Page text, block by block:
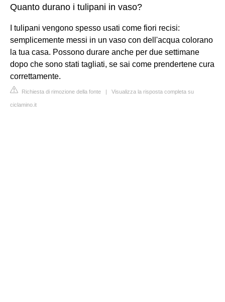
Quanto durano i tulipani in vaso?
I tulipani vengono spesso usati come fiori recisi:
semplicemente messi in un vaso con dell'acqua colorano
la tua casa. Possono durare anche per due settimane
dopo che sono stati tagliati, se sai come prendertene cura
correttamente.
Richiesta di rimozione della fonte | Visualizza la risposta completa su
ciclamino.it